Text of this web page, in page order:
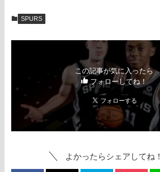
SPURS
この記事が気に入ったら
フォローしてね！
よかったらシェアしてね！